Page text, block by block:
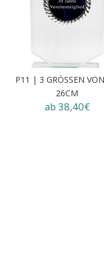
P11 | 3 GRÖSSEN
26CM
ab 38,40€